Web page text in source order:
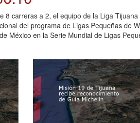
8 carreras a 2, el equipo de la Liga
del programa de Ligas Pequeñas de
México en la Serie Mundial de Ligas